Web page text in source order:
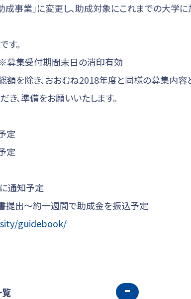
成事業」に変更し、助成対象にこれまでの大学
す。
※募集受付期間末日の消印有効
を除き、おおむね2018年度と同様の募集内容
、準備をお願いいたします。
定
定
通知予定
提出～約一週間で助成金を振込予定
guidebook/
覧